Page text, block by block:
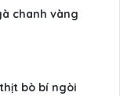
chanh vàng
bò bí ngòi